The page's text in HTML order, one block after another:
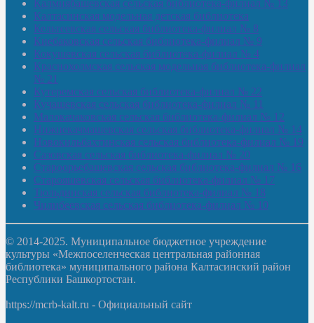
Калмиябашевская сельская библиотека-филиал № 13
Калтасинская модельная детская библиотека
Кельтеевская сельская библиотека-филиал № 8
Киебаковская сельская библиотека-филиал № 9
Кокушевская сельская библиотека-филиал № 4
Краснохолмская сельская модельная библиотека-филиал
№ 21
Кутеремская сельская библиотека-филиал № 22
Кучашевская сельская библиотека-филиал № 11
Малокачаковская сельская библиотека-филиал № 12
Нижнекачмашевская сельская библиотека-филиал № 14
Новокильбахтинская сельская библиотека-филиал № 19
Сазовская сельская библиотека-филиал № 20
Староорьебашевская сельская библиотека-филиал № 16
Старояшевская сельская библиотека-филиал № 17
Тюльдинская сельская библиотека-филиал № 18
Чилибеевская сельская библиотека-филиал № 10
© 2014-2025. Муниципальное бюджетное учреждение
культуры «Межпоселенческая центральная районная
библиотека» муниципального района Калтасинский район
Республики Башкортостан.
https://mcrb-kalt.ru - Официальный сайт